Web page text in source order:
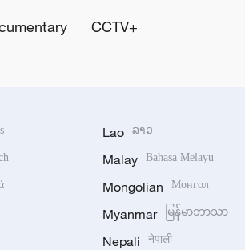
CCTV+
Lao ລາວ
Malay Bahasa Melayu
Mongolian Монгол
Myanmar မြန်မာဘာသာ
Nepali नेपाली